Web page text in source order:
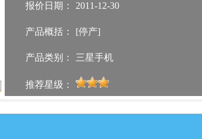
报价日期： 2011-12-30
产品概括： [停产]
产品类别： 三星手机
推荐星级：